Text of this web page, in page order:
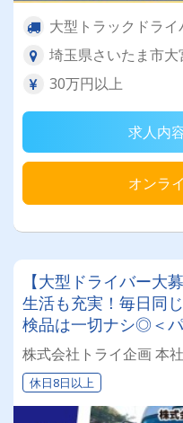
大型トラックドライ
埼玉県さいたま市大
30万円以上
求人内
オンラ
【大型ドライバー大
生活も充実！毎日同
検品は一切ナシ◎＜
だけ＞の超シンプル
未経験者でもすぐ覚
株式会社トライ企画 本社
休日8日以上